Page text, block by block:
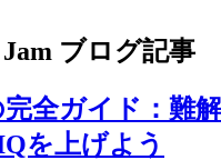
ブログ記事
完全ガイド：難
を上げよう